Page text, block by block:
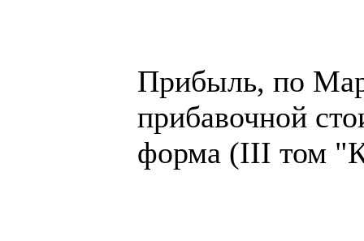
Прибыль, по
прибавочной
форма (III том